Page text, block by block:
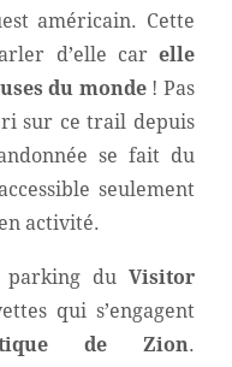
américain. Cette
d’elle car elle
du monde! Pas
sur ce trail depuis
se fait du
seulement
activité.
du Visitor
qui s’engagent
de Zion.